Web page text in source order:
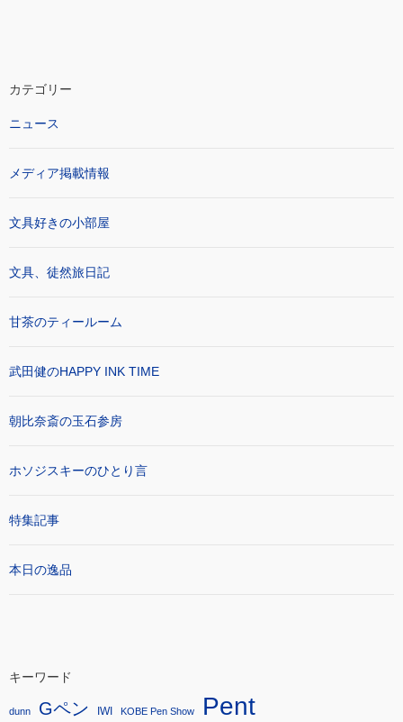
カテゴリー
ニュース
メディア掲載情報
文具好きの小部屋
文具、徒然旅日記
甘茶のティールーム
武田健のHAPPY INK TIME
朝比奈斎の玉石参房
ホソジスキーのひとり言
特集記事
本日の逸品
キーワード
dunn Gペン IWI KOBE Pen Show Pent